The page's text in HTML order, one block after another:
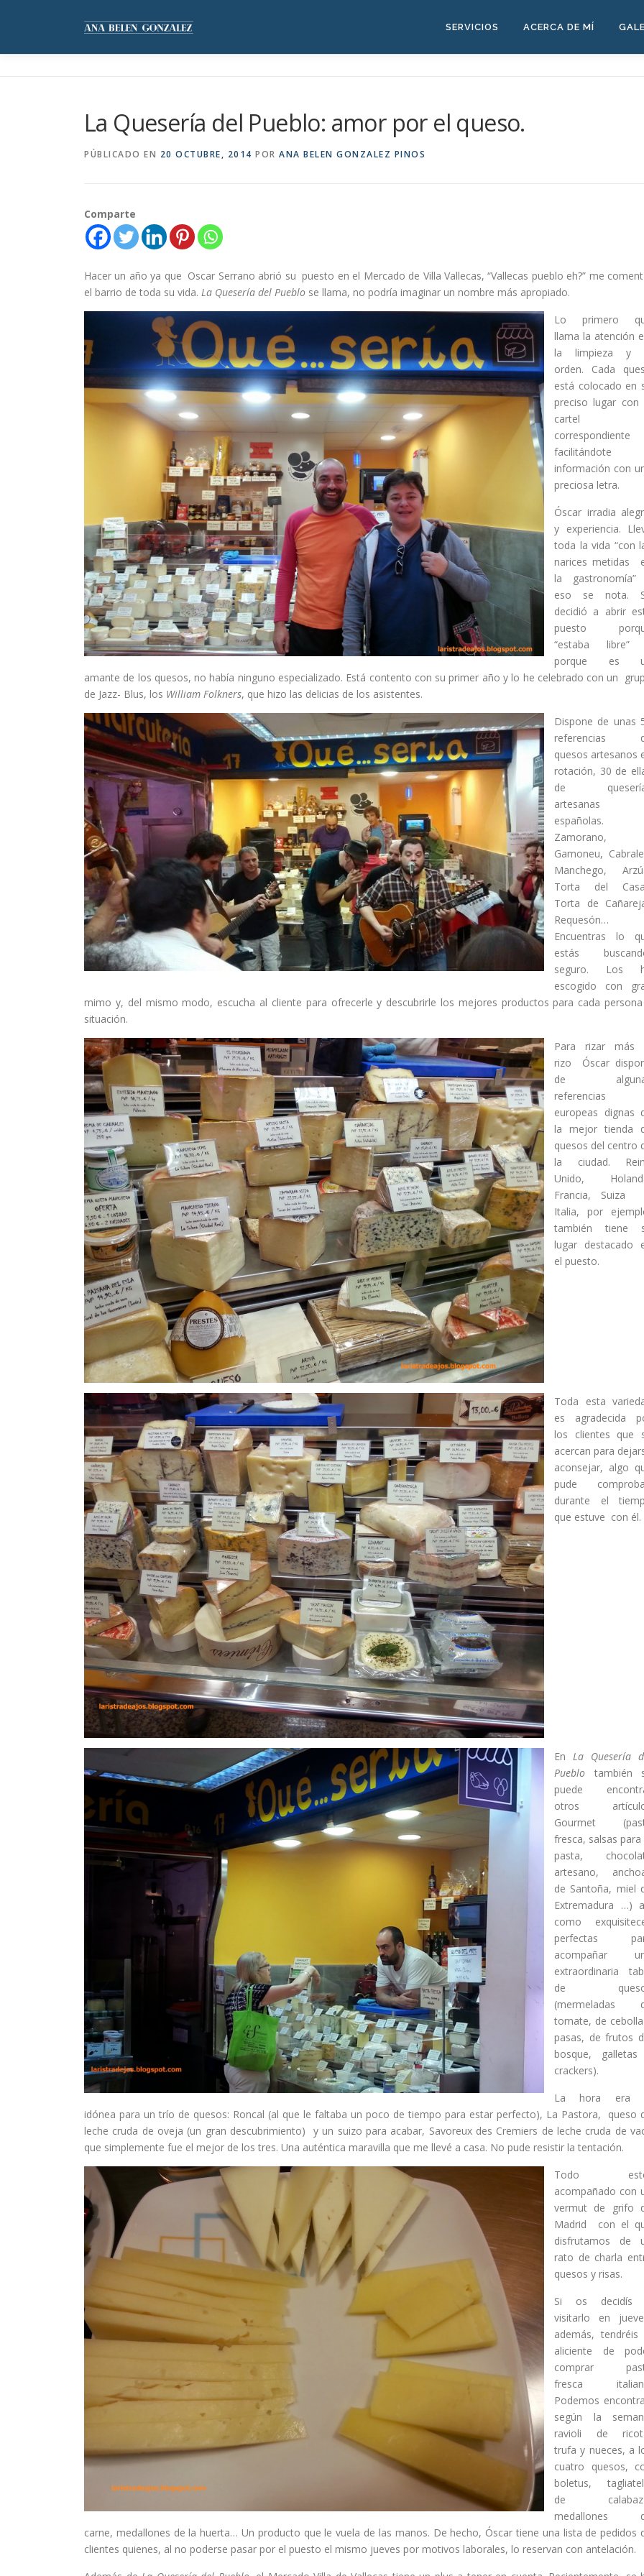
SERVICIOS ACERCA DE MÍ
La Quesería del Pueblo: amor por el queso.
PÚBLICADO EN 20 OCTUBRE, 2014 POR ANA BELEN GONZALEZ PINOS
Comparte
Hacer un año ya que Oscar Serrano abrió su puesto en el Mercado de Villa Vallecas, “Vallecas pueblo eh?” me
el barrio de toda su vida. La Quesería del Pueblo se llama, no podría imaginar un nombre más apropiado.
Lo primero
llama la atención
la limpieza y
orden. Cada
está colocado en
preciso lugar con
cartel
correspondiente
facilitándote
información con
preciosa letra.
Óscar irradia
y experiencia.
toda la vida “con
narices metidas
la
eso se nota.
decidió a abrir
puesto
“estaba libre”
porque es
amante de los quesos, no había ninguno especializado. Está contento con su primer año y lo he celebrado con un
de Jazz- Blus, los William Folkners, que hizo las delicias de los asistentes.
Dispone de unas
referencias
quesos artesanos
rotación, 30 de
de
artesanas
españolas.
Zamorano,
Gamoneu,
Manchego,
Torta del
Torta de
Requesón…
Encuentras lo
estás
seguro. Los
escogido con
mimo y, del mismo modo, escucha al cliente para ofrecerle y descubrirle los mejores productos para cada
situación.
Para rizar más
rizo Óscar
de
referencias
europeas dignas
la mejor tienda
quesos del centro
la ciudad.
Unido,
Francia, Suiza
Italia, por
también tiene
lugar destacado
el puesto.
Toda esta
es agradecida
los clientes que
acercan para
aconsejar, algo
pude
durante el
que estuve con él.
En La Quesería
Pueblo también
puede
otros
Gourmet
fresca, salsas para
pasta,
artesano,
de Santoña, miel
Extremadura …)
como
perfectas
acompañar
extraordinaria
de
(mermeladas
tomate, de
pasas, de frutos
bosque,
crackers).
La hora era
idónea para un trío de quesos: Roncal (al que le faltaba un poco de tiempo para estar perfecto), La Pastora, queso
leche cruda de oveja (un gran descubrimiento) y un suizo para acabar, Savoreux des Cremiers de leche cruda de
que simplemente fue el mejor de los tres. Una auténtica maravilla que me llevé a casa. No pude resistir la tentación.
Todo
acompañado con
vermut de grifo
Madrid con el
disfrutamos de
rato de charla
quesos y risas.
Si os decidís
visitarlo en
además, tendréis
aliciente de
comprar
fresca
Podemos
según la
ravioli de
trufa y nueces, a
cuatro quesos,
boletus,
de
medallones
carne, medallones de la huerta… Un producto que le vuela de las manos. De hecho, Óscar tiene una lista de pedidos
clientes quienes, al no poderse pasar por el puesto el mismo jueves por motivos laborales, lo reservan con antelación.